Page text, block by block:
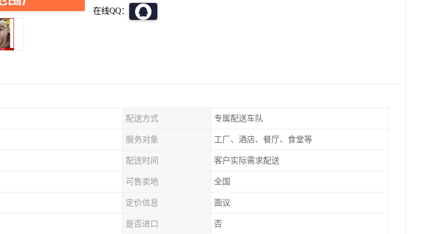
在线QQ：
配送方式 专属配送车队
服务对象 工厂、酒店、餐厅、食堂等
配送时间 客户实际需求配送
可售卖地 全国
定价信息 面议
是否进口 否